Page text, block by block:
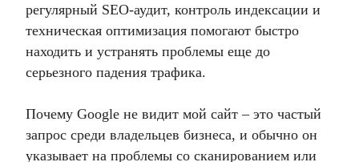
регулярный SEO-аудит, контроль индексации и
техническая оптимизация помогают быстро
находить и устранять проблемы еще до
серьезного падения трафика.
Почему Google не видит мой сайт – это частый
запрос среди владельцев бизнеса, и обычно он
указывает на проблемы со сканированием или